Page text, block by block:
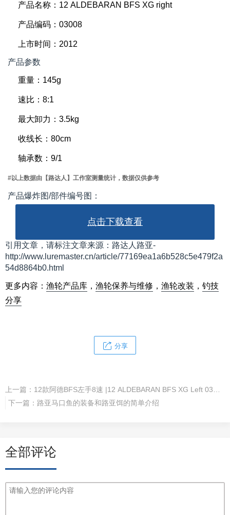
产品名称：12 ALDEBARAN BFS XG right
产品编码：03008
上市时间：2012
产品参数
重量：145g
速比：8:1
最大卸力：3.5kg
收线长：80cm
轴承数：9/1
#以上数据由【路达人】工作室测量统计，数据仅供参考
产品爆炸图/部件编号图：
点击下载查看
引用文章，请标注文章来源：路达人路亚-
http://www.luremaster.cn/article/77169ea1a6b528c5e479f2a
54d8864b0.html
更多内容： 渔轮产品库 ， 渔轮保养与维修 ， 渔轮改装 ， 钓技
分享
分享
上一篇：
下一篇： 路亚马口鱼的装备和路亚饵的简单介绍
全部评论